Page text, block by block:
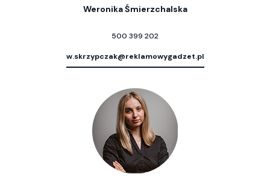
Weronika Śmierzchalska
500 399 202
w.skrzypczak@reklamowygadzet.pl